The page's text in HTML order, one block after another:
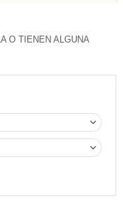
O TIENEN ALGUNA